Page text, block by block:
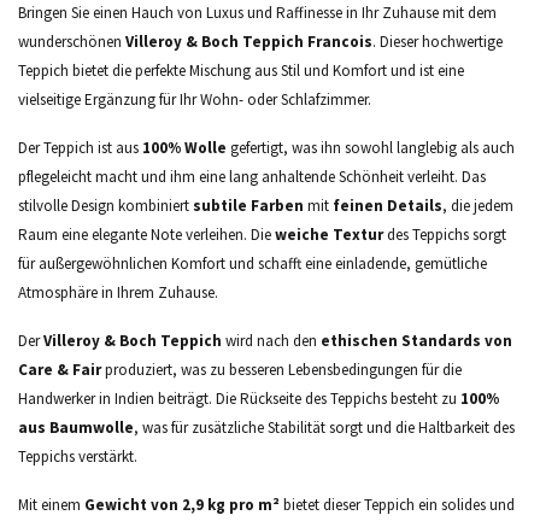
Bringen Sie einen Hauch von Luxus und Raffinesse in Ihr Zuhause mit dem
wunderschönen Villeroy & Boch Teppich Francois. Dieser hochwertige
Teppich bietet die perfekte Mischung aus Stil und Komfort und ist eine
vielseitige Ergänzung für Ihr Wohn- oder Schlafzimmer.
Der Teppich ist aus 100% Wolle gefertigt, was ihn sowohl langlebig als auch
pflegeleicht macht und ihm eine lang anhaltende Schönheit verleiht. Das
stilvolle Design kombiniert subtile Farben mit feinen Details, die jedem
Raum eine elegante Note verleihen. Dieweiche Texturdes Teppichs sorgt
für außergewöhnlichen Komfort und schafft eine einladende, gemütliche
Atmosphäre in Ihrem Zuhause.
DerVilleroy & Boch Teppich wird nach den ethischen Standards von
Care & Fairproduziert, was zu besseren Lebensbedingungen für die
Handwerker in Indien beiträgt. Die Rückseite des Teppichs besteht zu 100%
aus Baumwolle, was für zusätzliche Stabilität sorgt und die Haltbarkeit des
Teppichs verstärkt.
Mit einem Gewicht von 2,9 kg pro m² bietet dieser Teppich ein solides und